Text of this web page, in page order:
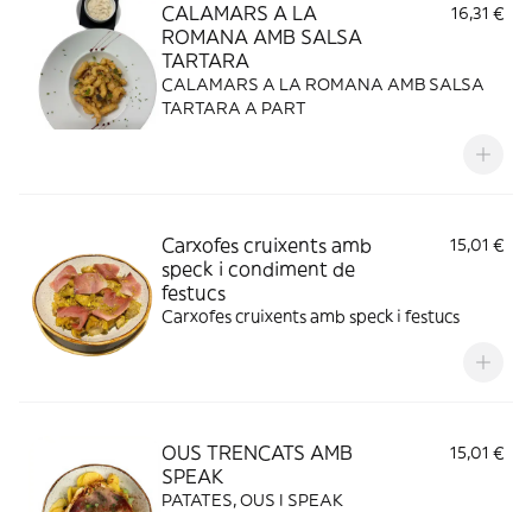
CALAMARS A LA
ROMANA AMB SALSA
TARTARA
16,31 €
CALAMARS A LA ROMANA AMB SALSA
TARTARA A PART
Carxofes cruixents amb
speck i condiment de
festucs
15,01 €
Carxofes cruixents amb speck i festucs
OUS TRENCATS AMB
SPEAK
15,01 €
PATATES, OUS I SPEAK